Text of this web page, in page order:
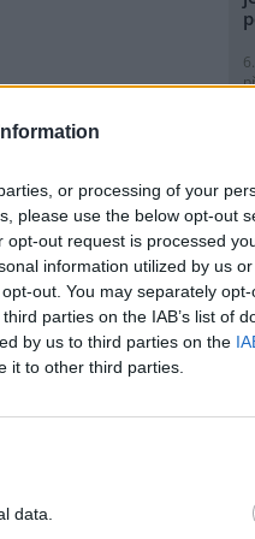
or processing of your
please use the below opt-out
out request is processed
information utilized by us
out. You may separately
parties on the IAB’s list of
by us to third parties on the
it to other third parties.
data.